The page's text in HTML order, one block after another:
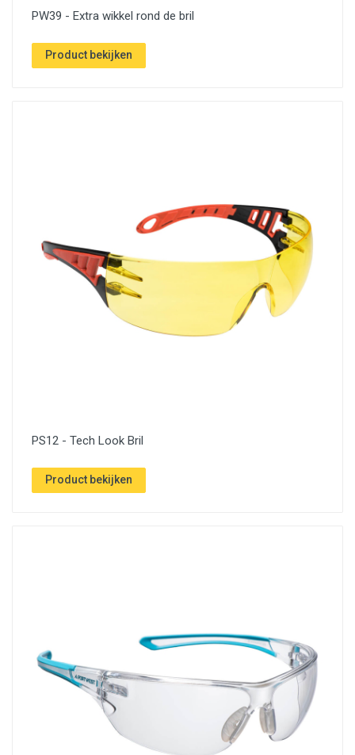
PW39 - Extra wikkel rond de bril
Product bekijken
PS12 - Tech Look Bril
Product bekijken